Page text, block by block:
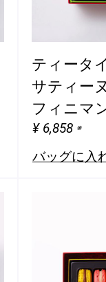
ティータ
サティー
フィニマ
¥ 6,858 ※
バッグに入